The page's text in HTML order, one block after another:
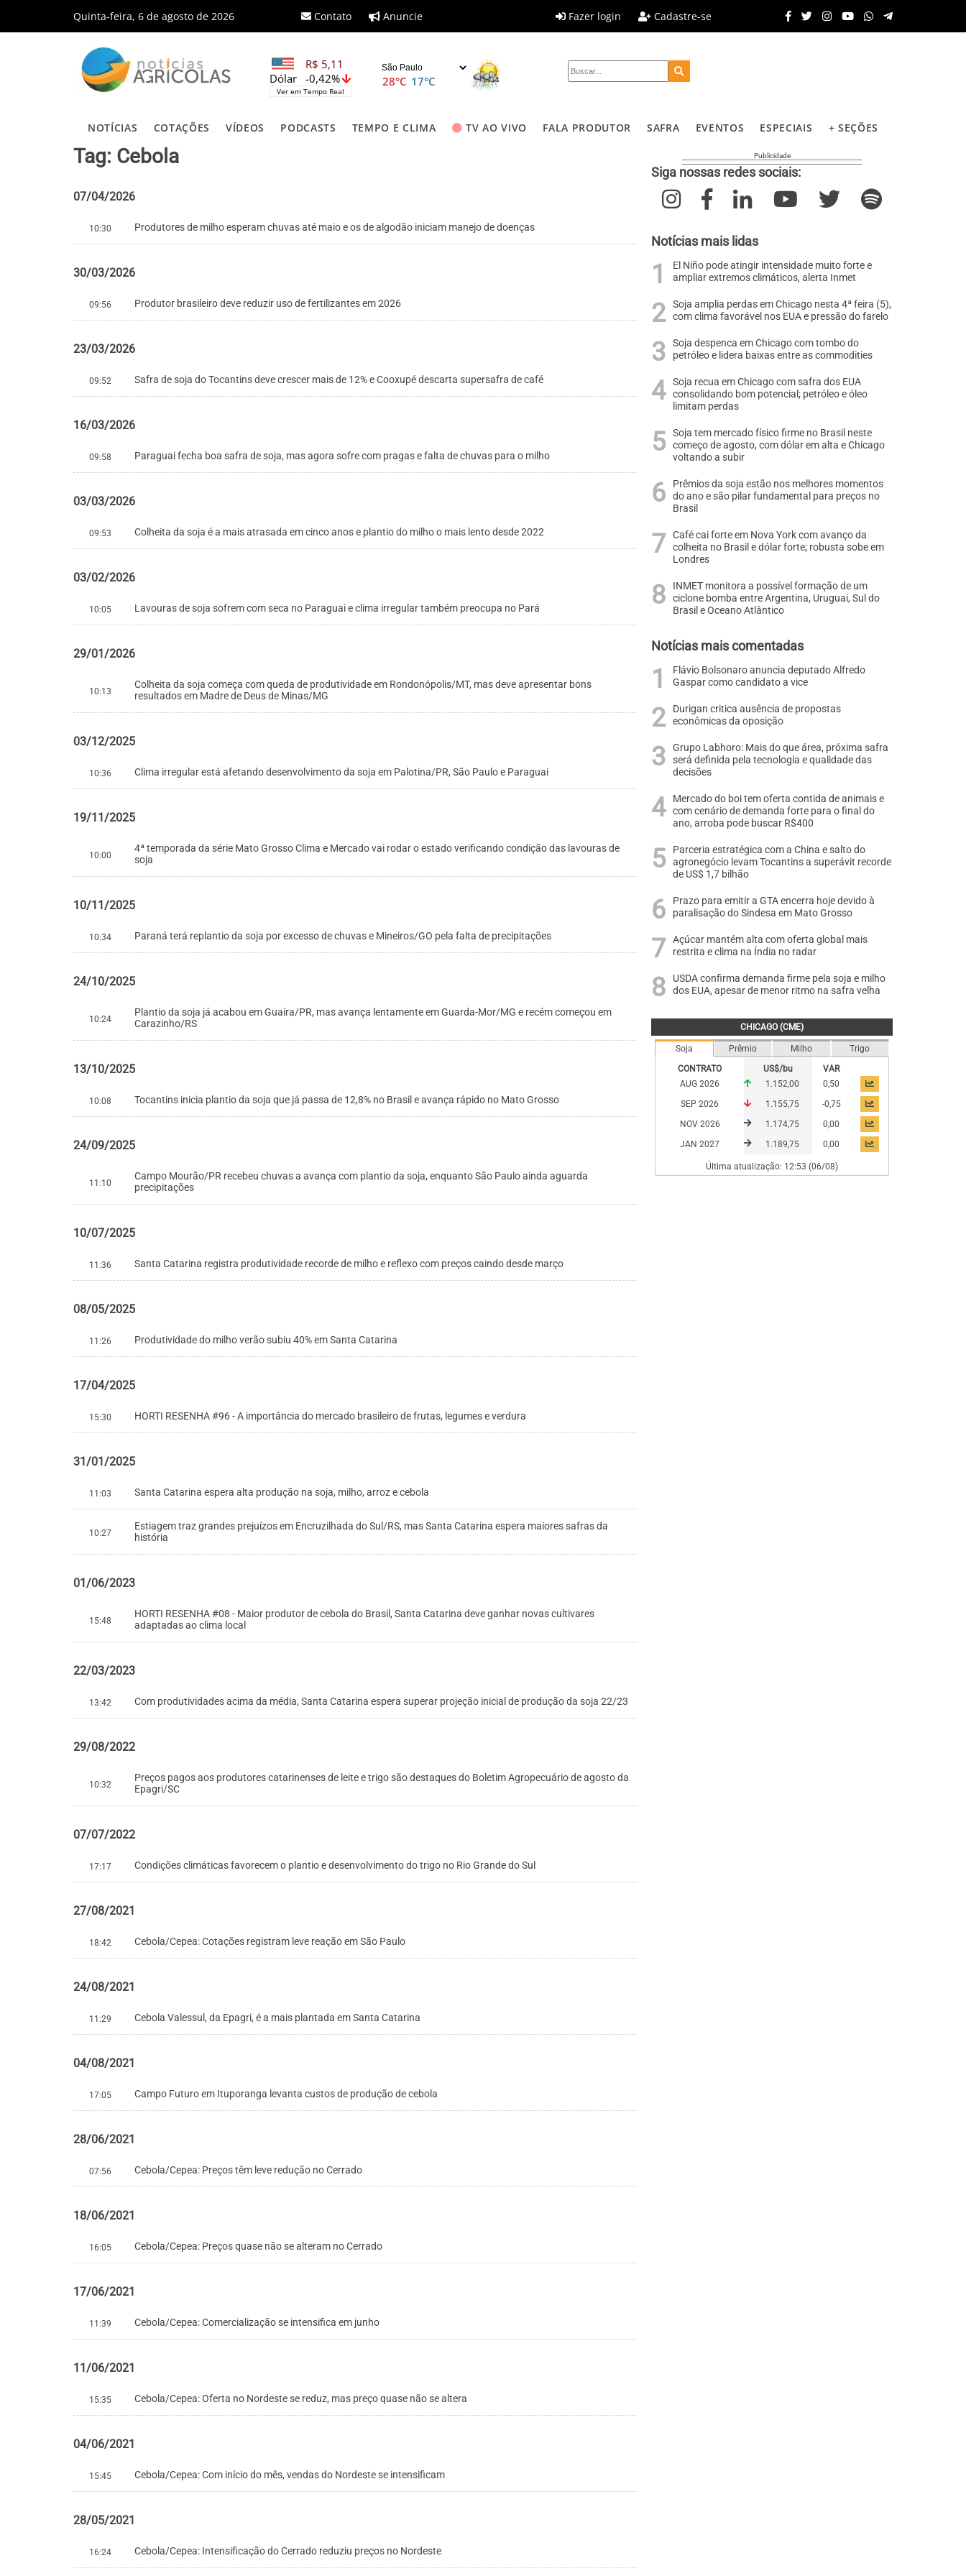
Quinta-feira, 6 de agosto de 2026 Contato Anuncie Fazer login Cadastre-se
R$ 5,11
-0,42%
Dólar
Ver em Tempo Real
28°C 17°C
NOTÍCIAS COTAÇÕES VÍDEOS PODCASTS TEMPO E CLIMA TV AO VIVO FALA PRODUTOR SAFRA EVENTOS ESPECIAIS + SEÇÕES
Tag: Cebola
07/04/2026
10:30 Produtores de milho esperam chuvas até maio e os de algodão iniciam manejo de doenças
30/03/2026
09:56 Produtor brasileiro deve reduzir uso de fertilizantes em 2026
23/03/2026
09:52 Safra de soja do Tocantins deve crescer mais de 12% e Cooxupé descarta supersafra de café
16/03/2026
09:58 Paraguai fecha boa safra de soja, mas agora sofre com pragas e falta de chuvas para o milho
03/03/2026
09:53 Colheita da soja é a mais atrasada em cinco anos e plantio do milho o mais lento desde 2022
03/02/2026
10:05 Lavouras de soja sofrem com seca no Paraguai e clima irregular também preocupa no Pará
29/01/2026
10:13
Colheita da soja começa com queda de produtividade em Rondonópolis/MT, mas deve apresentar bons
resultados em Madre de Deus de Minas/MG
03/12/2025
10:36 Clima irregular está afetando desenvolvimento da soja em Palotina/PR, São Paulo e Paraguai
19/11/2025
10:00
4ª temporada da série Mato Grosso Clima e Mercado vai rodar o estado verificando condição das lavouras de
soja
10/11/2025
10:34 Paraná terá replantio da soja por excesso de chuvas e Mineiros/GO pela falta de precipitações
24/10/2025
10:24
Plantio da soja já acabou em Guaíra/PR, mas avança lentamente em Guarda-Mor/MG e recém começou em
Carazinho/RS
13/10/2025
10:08 Tocantins inicia plantio da soja que já passa de 12,8% no Brasil e avança rápido no Mato Grosso
24/09/2025
11:10
Campo Mourão/PR recebeu chuvas a avança com plantio da soja, enquanto São Paulo ainda aguarda
precipitações
10/07/2025
11:36 Santa Catarina registra produtividade recorde de milho e reflexo com preços caindo desde março
08/05/2025
11:26 Produtividade do milho verão subiu 40% em Santa Catarina
17/04/2025
15:30 HORTI RESENHA #96 - A importância do mercado brasileiro de frutas, legumes e verdura
31/01/2025
11:03 Santa Catarina espera alta produção na soja, milho, arroz e cebola
10:27
Estiagem traz grandes prejuízos em Encruzilhada do Sul/RS, mas Santa Catarina espera maiores safras da
história
01/06/2023
15:48
HORTI RESENHA #08 - Maior produtor de cebola do Brasil, Santa Catarina deve ganhar novas cultivares
adaptadas ao clima local
22/03/2023
13:42 Com produtividades acima da média, Santa Catarina espera superar projeção inicial de produção da soja 22/23
29/08/2022
10:32
Preços pagos aos produtores catarinenses de leite e trigo são destaques do Boletim Agropecuário de agosto da
Epagri/SC
07/07/2022
17:17 Condições climáticas favorecem o plantio e desenvolvimento do trigo no Rio Grande do Sul
27/08/2021
18:42 Cebola/Cepea: Cotações registram leve reação em São Paulo
24/08/2021
11:29 Cebola Valessul, da Epagri, é a mais plantada em Santa Catarina
04/08/2021
17:05 Campo Futuro em Ituporanga levanta custos de produção de cebola
28/06/2021
07:56 Cebola/Cepea: Preços têm leve redução no Cerrado
18/06/2021
16:05 Cebola/Cepea: Preços quase não se alteram no Cerrado
17/06/2021
11:39 Cebola/Cepea: Comercialização se intensifica em junho
11/06/2021
15:35 Cebola/Cepea: Oferta no Nordeste se reduz, mas preço quase não se altera
04/06/2021
15:45 Cebola/Cepea: Com início do mês, vendas do Nordeste se intensificam
28/05/2021
16:24 Cebola/Cepea: Intensificação do Cerrado reduziu preços no Nordeste
Siga nossas redes sociais:
Notícias mais lidas
El Niño pode atingir intensidade muito forte e
ampliar extremos climáticos, alerta Inmet
Soja amplia perdas em Chicago nesta 4ª feira (5),
com clima favorável nos EUA e pressão do farelo
Soja despenca em Chicago com tombo do
petróleo e lidera baixas entre as commodities
Soja recua em Chicago com safra dos EUA
consolidando bom potencial; petróleo e óleo
limitam perdas
Soja tem mercado físico firme no Brasil neste
começo de agosto, com dólar em alta e Chicago
voltando a subir
Prêmios da soja estão nos melhores momentos
do ano e são pilar fundamental para preços no
Brasil
Café cai forte em Nova York com avanço da
colheita no Brasil e dólar forte; robusta sobe em
Londres
INMET monitora a possível formação de um
ciclone bomba entre Argentina, Uruguai, Sul do
Brasil e Oceano Atlântico
Notícias mais comentadas
Flávio Bolsonaro anuncia deputado Alfredo
Gaspar como candidato a vice
Durigan critica ausência de propostas
econômicas da oposição
Grupo Labhoro: Mais do que área, próxima safra
será definida pela tecnologia e qualidade das
decisões
Mercado do boi tem oferta contida de animais e
com cenário de demanda forte para o final do
ano, arroba pode buscar R$400
Parceria estratégica com a China e salto do
agronegócio levam Tocantins a superávit recorde
de US$ 1,7 bilhão
Prazo para emitir a GTA encerra hoje devido à
paralisação do Sindesa em Mato Grosso
Açúcar mantém alta com oferta global mais
restrita e clima na Índia no radar
USDA confirma demanda firme pela soja e milho
dos EUA, apesar de menor ritmo na safra velha
CHICAGO (CME)
Soja Prêmio Milho
Trigo
CONTRATO
US$/bu
VAR
AUG 2026
1.152,00
0,50
SEP 2026
1.155,75
-0,75
NOV 2026
1.174,75
0,00
JAN 2027
1.189,75 0,00
Última atualização: 12:53 (06/08)